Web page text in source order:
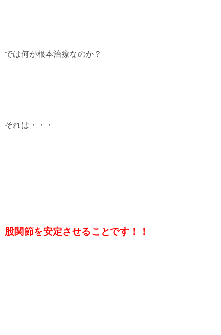
では何が根本治療なのか？
それは・・・
股関節を安定させることです！！